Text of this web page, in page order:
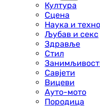
Култура
Сцена
Наука и
Љубав и секс
Здравље
Стил
Савјети
Вицеви
Ауто-мото
Породица